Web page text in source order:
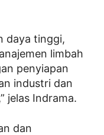
daya tinggi,
limbah
penyiapan
industri dan
jelas Indrama.
dan